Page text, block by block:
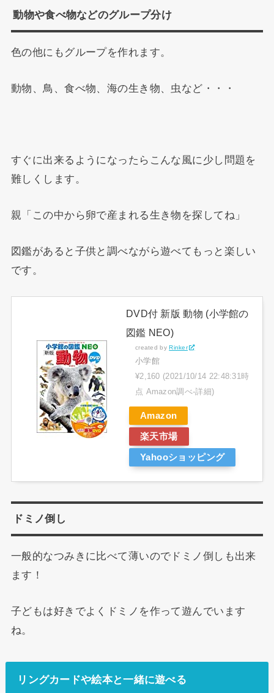
動物や食べ物などのグループ分け
色の他にもグループを作れます。
動物、鳥、食べ物、海の生き物、虫など・・・
すぐに出来るようになったらこんな風に少し問題を
難しくします。
親「この中から卵で産まれる生き物を探してね」
図鑑があると子供と調べながら遊べてもっと楽しい
です。
DVD付 新版 動物 (小学館の
図鑑 NEO)
created by Rinker
小学館
¥2,160 (2021/10/14 22:48:31時
点 Amazon調べ-詳細)
Amazon
楽天市場
Yahooショッピング
ドミノ倒し
一般的なつみきに比べて薄いのでドミノ倒しも出来
ます！
子どもは好きでよくドミノを作って遊んでいます
ね。
リングカードや絵本と一緒に遊べる